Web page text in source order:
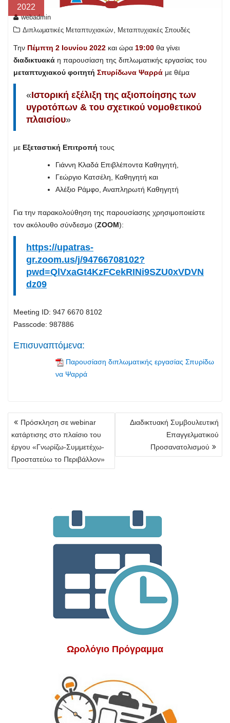
2022
webadmin
Διπλωματικές Μεταπτυχιακών
Μεταπτυχιακές Σπουδές
Την Πέμπτη 2 Ιουνίου 2022 και ώρα 19:00 θα γίνει
διαδικτυακά η παρουσίαση της διπλωματικής εργασίας του
μεταπτυχιακού φοιτητή Σπυρίδωνα Ψαρρά με θέμα
«Ιστορική εξέλιξη της αξιοποίησης των
υγροτόπων & του σχετικού νομοθετικού
πλαισίου»
με Εξεταστική Επιτροπή τους
Γιάννη Κλαδά Επιβλέποντα Καθηγητή,
Γεώργιο Κατσέλη, Καθηγητή και
Αλέξιο Ράμφο, Αναπληρωτή Καθηγητή
Για την παρακολούθηση της παρουσίασης χρησιμοποιείστε
τον ακόλουθο σύνδεσμο (ZOOM):
https://upatras-
gr.zoom.us/j/94766708102?
pwd=QlVxaGt4KzFCekRINi9SZU0xVDVN
dz09
Meeting ID: 947 6670 8102
Passcode: 987886
Επισυναπτόμενα:
Παρουσίαση διπλωματικής εργασίας Σπυρίδω
να Ψαρρά
Πλοήγηση
άρθρων
Πρόσκληση σε webinar
κατάρτισης στο πλαίσιο του
έργου «Γνωρίζω-Συμμετέχω-
Προστατεύω το Περιβάλλον»
Διαδικτυακή Συμβουλευτική
Επαγγελματικού
Προσανατολισμού
Ωρολόγιο Πρόγραμμα